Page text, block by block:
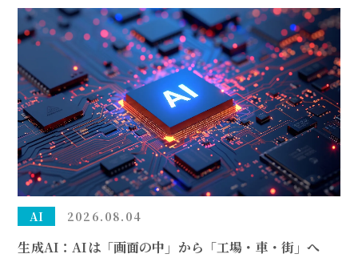
AI 2026.08.04
生成AI：AIは「画面の中」から「工場・車・街」へ